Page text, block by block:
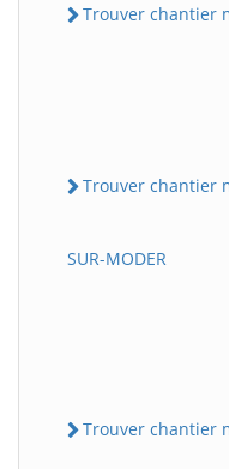
Trouver chantier
Trouver chantier
SUR-MODER
Trouver chantier